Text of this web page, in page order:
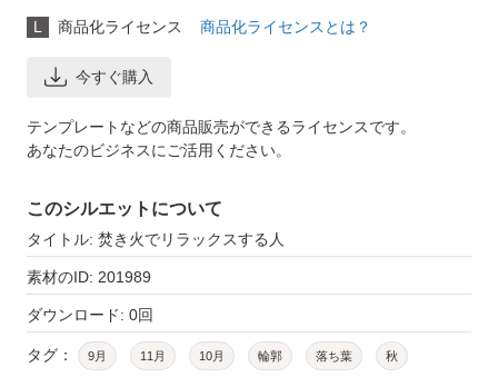
L 商品化ライセンス 商品化ライセンスとは？
今すぐ購入
テンプレートなどの商品販売ができるライセンスです。
あなたのビジネスにご活用ください。
このシルエットについて
タイトル: 焚き火でリラックスする人
素材のID: 201989
ダウンロード: 0回
タグ： 9月 11月 10月 輪郭 落ち葉 秋